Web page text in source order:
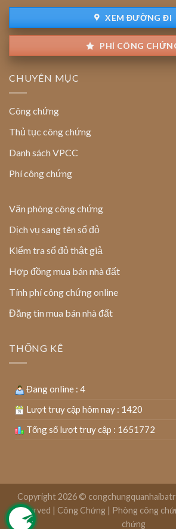
XEM ĐƯỜNG ĐI
PHÍ CÔNG
CHUYÊN MỤC
Công chứng
Thủ tục công chứng
Danh sách VPCC
Phí công chứng
Văn phòng công chứng
Dịch vụ sang tên sổ đỏ
Kiểm tra sổ đỏ thật giả
Hợp đồng mua bán nhà đất
Tính phí công chứng online
Đăng tin mua bán nhà đất
THỐNG KÊ
Đang online : 4
Lượt truy cập hôm nay : 1420
Tổng số lượt truy cập : 1651772
Copyright 2026 ©
Reserved | Công Chứng | Phòng công
chứng